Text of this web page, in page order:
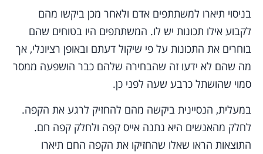
בניסוי תיארו למשתתפים אדם ולאחר מכן ביקשו מהם
לקבוע אילו תכונות יש לו. המשתתפים היו בטוחים שהם
בוחרים את התכונות על פי שיקול דעתם ובאופן רציונלי, אך
מה שהם לא ידעו זה שהבחירה שלהם כבר הושפעה ממסר
סמוי שהושתל כרבע שעה לפני כן.
במעלית, הנסיינית ביקשה מהם להחזיק לרגע את הקפה.
לחלק מהאנשים היא נתנה אייס קפה ולחלק קפה חם.
התוצאות הראו שאלו שהחזיקו את הקפה החם תיארו